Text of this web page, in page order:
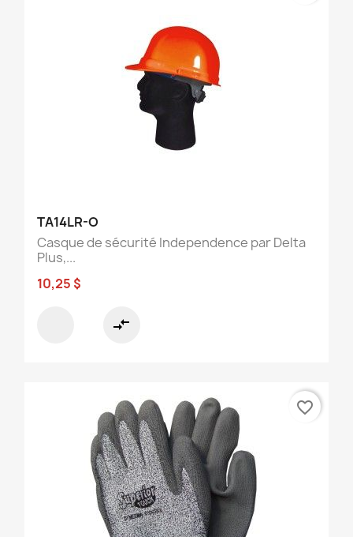
TA14LR-O
Casque de sécurité Independence par Delta
Plus,...
10,25 $
compare_arrows
favorite_border